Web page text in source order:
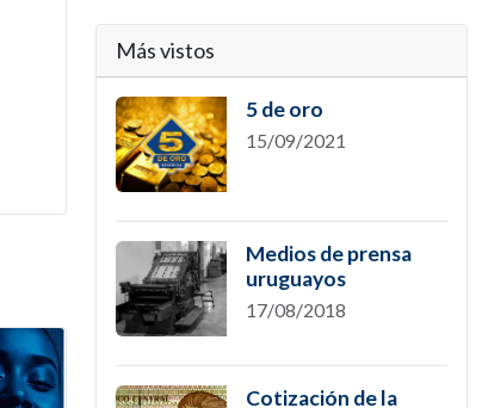
Más vistos
5 de oro
15/09/2021
Medios de prensa
uruguayos
17/08/2018
Cotización de la